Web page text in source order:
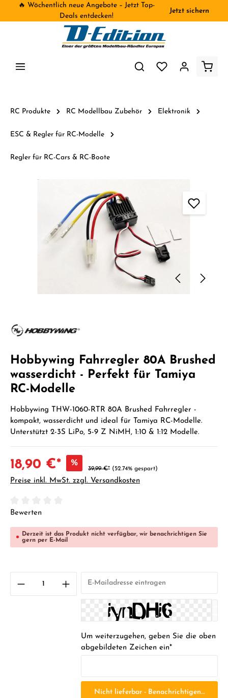
🔥 Wöchentlich neue Angebote – Jetzt Top-
Deals entdecken!
Jetzt sichern
RC Produkte RC Modellbau Zubehör Elektronik
ESC & Regler für RC-Modelle
Regler für RC-Cars & RC-Boote
Hobbywing Fahrregler 80A Brushed
wasserdicht - Perfekt für Tamiya
RC-Modelle
Hobbywing THW-1060-RTR 80A Brushed Fahrregler -
kompakt, wasserdicht und ideal für Tamiya RC-Modelle.
Unterstützt 2-3S LiPo, 5-9 Z NiMH, 1:10 & 1:12 Modelle.
18,90 €* %
39,99 €* (52.74% gespart)
Preise inkl. MwSt. zzgl. Versandkosten
Durchschnittliche Bewertung von 0 von 5 Sternen
Bewerten
Derzeit ist das Produkt nicht verfügbar, wir benachrichtigen Sie
gern per E-Mail
Um weiterzugehen, geben Sie die oben
abgebildeten Zeichen ein*
Nicht lieferbar - Benachrichtigen Sie